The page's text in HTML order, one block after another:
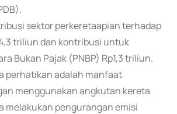
sektor perkeretaapian terhadap
triliun dan kontribusi untuk
Bukan Pajak (PNBP) Rp1,3 triliun.
perhatikan adalah manfaat
menggunakan angkutan kereta
melakukan pengurangan emisi